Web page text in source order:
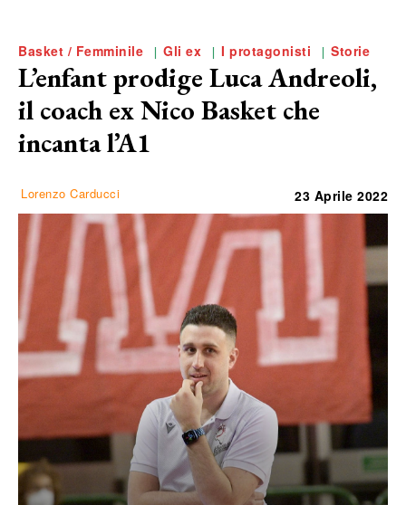
Basket / Femminile Gli ex I protagonisti Storie
L’enfant prodige Luca Andreoli,
il coach ex Nico Basket che
incanta l’A1
Lorenzo Carducci 23 Aprile 2022